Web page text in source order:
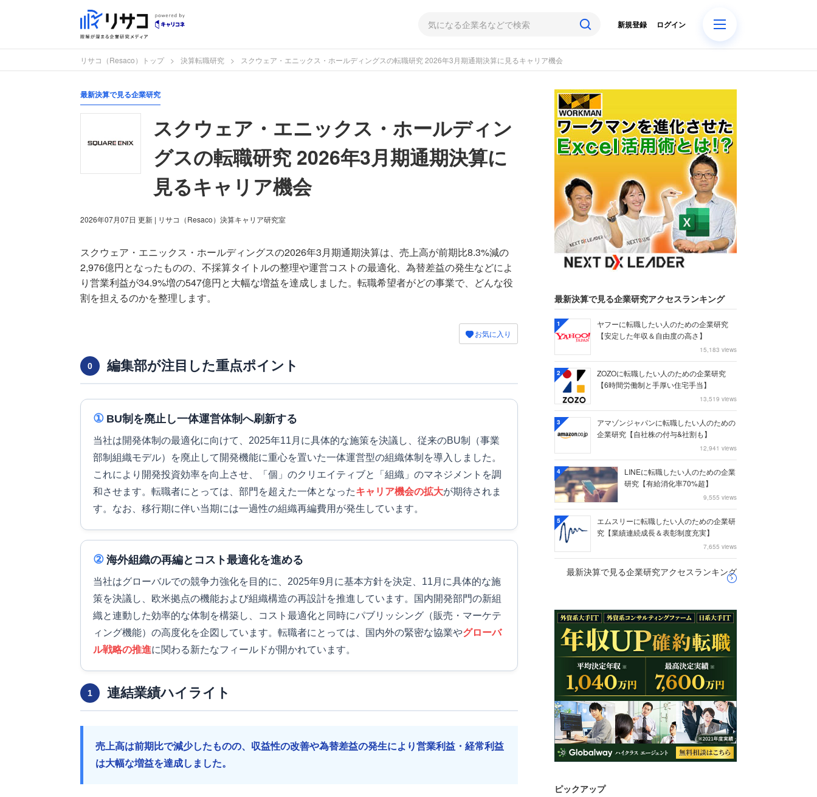
ログイン
新規登録
リサコ（Resaco）トップ 決算転職研究 スクウェア・エニックス・ホールディングスの転職研究 2026年3月期通期決算に見るキャリア機会
最新決算で見る企業研究
スクウェア・エニックス・ホールディン
グスの転職研究 2026年3月期通期決算に
見るキャリア機会
2026年07月07日 更新 | リサコ（Resaco）決算キャリア研究室
スクウェア・エニックス・ホールディングスの2026年3月期通期決算は、売上高が前期比8.3%減の
2,976億円となったものの、不採算タイトルの整理や運営コストの最適化、為替差益の発生などによ
り営業利益が34.9%増の547億円と大幅な増益を達成しました。転職希望者がどの事業で、どんな役
割を担えるのかを整理します。
お気に入り
0 編集部が注目した重点ポイント
① BU制を廃止し一体運営体制へ刷新する
当社は開発体制の最適化に向けて、2025年11月に具体的な施策を決議し、従来のBU制（事業
部制組織モデル）を廃止して開発機能に重心を置いた一体運営型の組織体制を導入しました。
これにより開発投資効率を向上させ、「個」のクリエイティブと「組織」のマネジメントを調
和させます。転職者にとっては、部門を超えた一体となったキャリア機会の拡大が期待されま
す。なお、移行期に伴い当期には一過性の組織再編費用が発生しています。
② 海外組織の再編とコスト最適化を進める
当社はグローバルでの競争力強化を目的に、2025年9月に基本方針を決定、11月に具体的な施
策を決議し、欧米拠点の機能および組織構造の再設計を推進しています。国内開発部門の新組
織と連動した効率的な体制を構築し、コスト最適化と同時にパブリッシング（販売・マーケテ
ィング機能）の高度化を企図しています。転職者にとっては、国内外の緊密な協業やグローバ
ル戦略の推進に関わる新たなフィールドが開かれています。
1 連結業績ハイライト
売上高は前期比で減少したものの、収益性の改善や為替差益の発生により営業利益・経常利益
は大幅な増益を達成しました。
最新決算で見る企業研究アクセスランキング
1
ヤフーに転職したい人のための企業研究
【安定した年収＆自由度の高さ】
15,183 views
2
ZOZOに転職したい人のための企業研究
【6時間労働制と手厚い住宅手当】
13,519 views
3
アマゾンジャパンに転職したい人のための
企業研究【自社株の付与&社割も】
12,941 views
4
LINEに転職したい人のための企業
研究【有給消化率70%超】
9,555 views
5
エムスリーに転職したい人のための企業研
究【業績連続成長＆表彰制度充実】
7,655 views
最新決算で見る企業研究アクセスランキング
ピックアップ